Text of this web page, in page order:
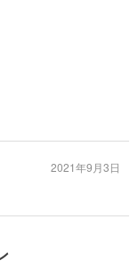
2021年9月3日